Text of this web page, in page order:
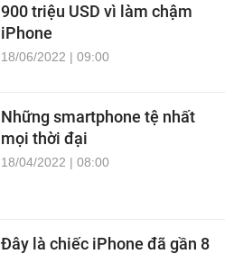
900 triệu USD vì làm chậm
iPhone
18/06/2022 | 09:00
Những smartphone tệ nhất
mọi thời đại
18/04/2022 | 08:00
Đây là chiếc iPhone đã gần 8